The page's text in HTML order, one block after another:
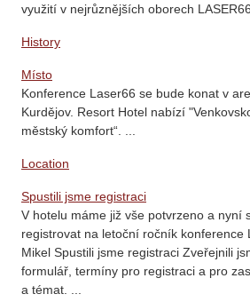
využití v nejrůznějších oborech
History
Místo
Konference Laser66 se bude konat v
Kurdějov. Resort Hotel nabízí
městský komfort“. ...
Location
Spustili jsme registraci
V hotelu máme již vše potvrzeno a nyní
registrovat na letoční ročník konference
Mikel Spustili jsme registraci Zveřejnili
formulář, termíny pro registraci a pro
a témat. ...